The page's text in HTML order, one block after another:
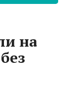
на